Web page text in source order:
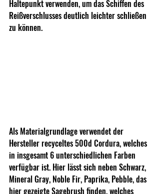
Haltepunkt verwenden, um das Schiffen des
Reißverschlusses deutlich leichter schließen
zu können.
Als Materialgrundlage verwendet der
Hersteller recyceltes 500d Cordura, welches
in insgesamt 6 unterschiedlichen Farben
verfügbar ist. Hier lässt sich neben Schwarz,
Mineral Gray, Noble Fir, Paprika, Pebble, das
hier gezeigte Sagebrush finden, welches